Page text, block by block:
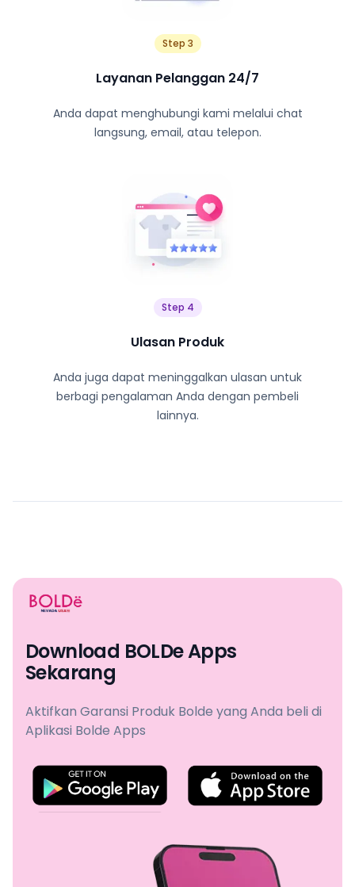
Step 3
Layanan Pelanggan 24/7
Anda dapat menghubungi kami melalui chat
langsung, email, atau telepon.
Step 4
Ulasan Produk
Anda juga dapat meninggalkan ulasan untuk
berbagi pengalaman Anda dengan pembeli
lainnya.
Download BOLDe Apps
Sekarang
Aktifkan Garansi Produk Bolde yang Anda beli di
Aplikasi Bolde Apps